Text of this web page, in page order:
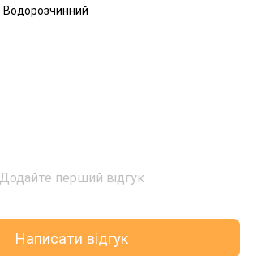
Водорозчинний
Додайте перший відгук
Написати відгук